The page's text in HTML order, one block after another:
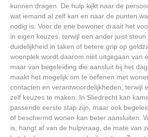
kunnen dragen. De hulp kijkt naar de
wat iemand al zelf kan en naar de punten
nodig is. Voor de ene bewoner draait het
in eigen keuzes, terwijl een ander juist
duidelijkheid in taken of betere grip op
woonplek wordt daarom niet uitgegaan van
maar van begeleiding die aansluit bij het
maakt het mogelijk om te oefenen met
contacten en verantwoordelijkheden, terwijl
zelf keuzes te maken. In Sliedrecht kan
passende eerste stap zijn, maar ook
of beschermd wonen kan beter aansluiten.
is, hangt af van de hulpvraag, de mate van